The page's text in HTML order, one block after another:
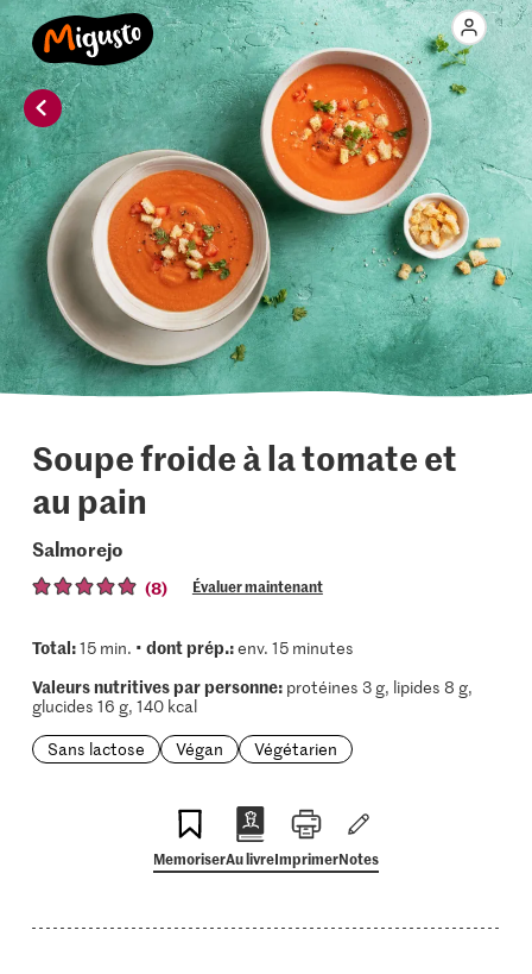
Soupe froide à la tomate et
au pain
Salmorejo
(8) Évaluer maintenant
Total:15 min. • dont prép.:env. 15 minutes
Valeurs nutritives par personne:protéines 3 g, lipides 8 g,
glucides 16 g, 140 kcal
Sans lactose
Végan Végétarien
MemoriserAu livreImprimerNotes